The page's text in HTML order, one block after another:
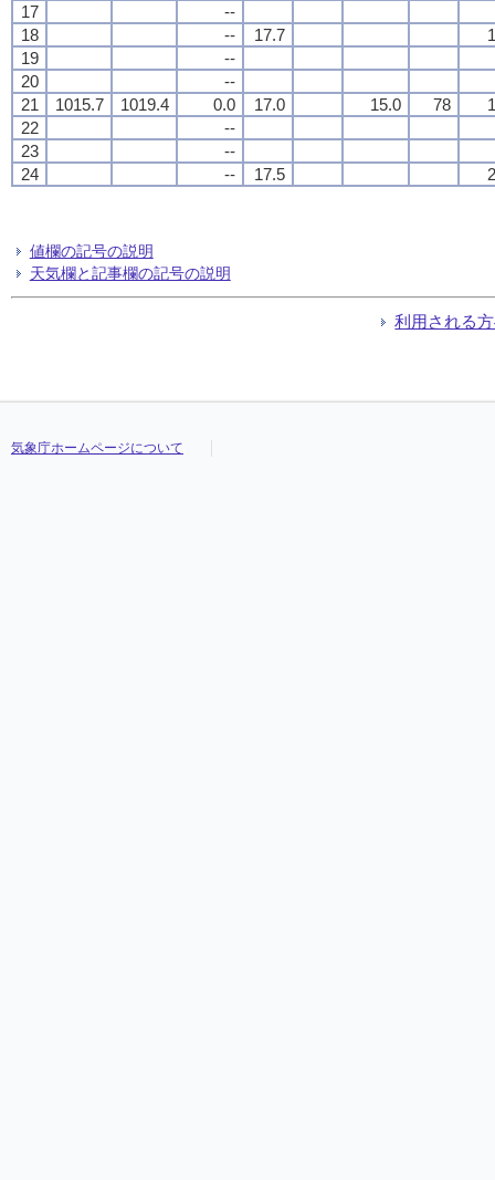
17
--
18
-- 17.7
19
--
20
--
21
1015.7 1019.4 0.0 17.0 15.0 78
22
--
23
--
24
-- 17.5
値欄の記号の説明
天気欄と記事欄の記号の説明
利用される
気象庁ホームページについて